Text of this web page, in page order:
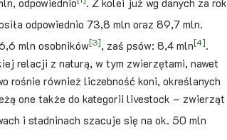
odpowiednio
. Z kolei już wg danych za rok
odpowiednio 73,8 mln oraz 89,7 mln.
mln osobników[3], zaś psów: 8,4 mln[4].
relacji z naturą, w tym zwierzętami, nawet
rośnie również liczebność koni, określanych
one także do kategorii livestock – zwierząt
i stadninach szacuje się na ok. 50 mln